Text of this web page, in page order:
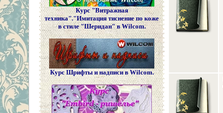
Курс "Витражная
техника"."Имитация тиснение по коже
в стиле "Шеридан" в Wilcom.
Курс Шрифты и надписи в Wilcom.